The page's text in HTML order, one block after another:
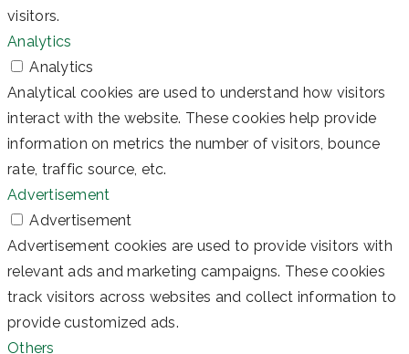
visitors.
Analytics
Analytics
Analytical cookies are used to understand how visitors
interact with the website. These cookies help provide
information on metrics the number of visitors, bounce
rate, traffic source, etc.
Advertisement
Advertisement
Advertisement cookies are used to provide visitors with
relevant ads and marketing campaigns. These cookies
track visitors across websites and collect information to
provide customized ads.
Others